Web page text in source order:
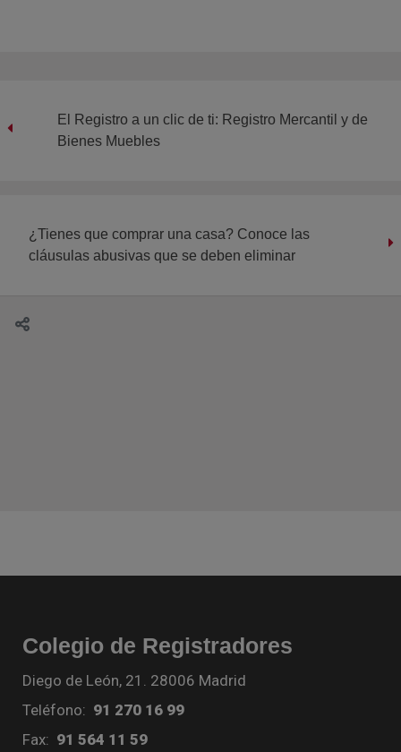
El Registro a un clic de ti: Registro Mercantil y de
Bienes Muebles
¿Tienes que comprar una casa? Conoce las
cláusulas abusivas que se deben eliminar
Colegio de Registradores
Diego de León, 21. 28006 Madrid
Teléfono: 91 270 16 99
Fax: 91 564 11 59